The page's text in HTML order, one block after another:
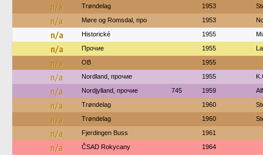
n/a Trøndelag 1953
n/a Møre og Romsdal, про 1953
n/a Historické 1955
n/a Прочие 1955
n/a OB 1955
n/a Nordland, прочие 1955
n/a Nordjylland, прочие 745 1959
n/a Trøndelag 1960
n/a Trøndelag 1960
n/a Fjerdingen Buss 1961
n/a ČSAD Rokycany 1964